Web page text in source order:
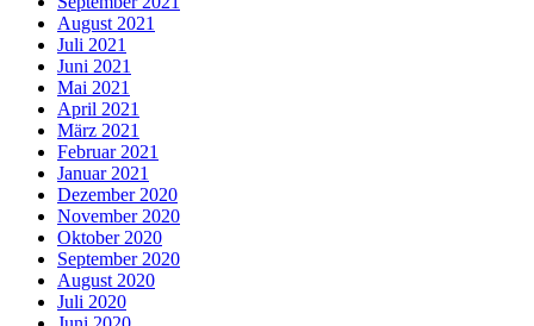
August 2021
Juli 2021
Juni 2021
Mai 2021
April 2021
März 2021
Februar 2021
Januar 2021
Dezember 2020
November 2020
Oktober 2020
September 2020
August 2020
Juli 2020